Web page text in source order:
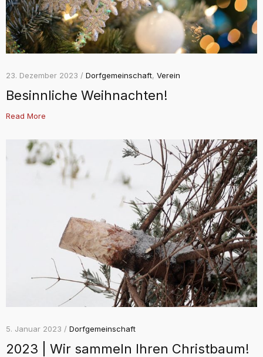
23. Dezember 2023 / Dorfgemeinschaft, Verein
Besinnliche Weihnachten!
Read More
5. Januar 2023 / Dorfgemeinschaft
2023 | Wir sammeln Ihren Christbaum!